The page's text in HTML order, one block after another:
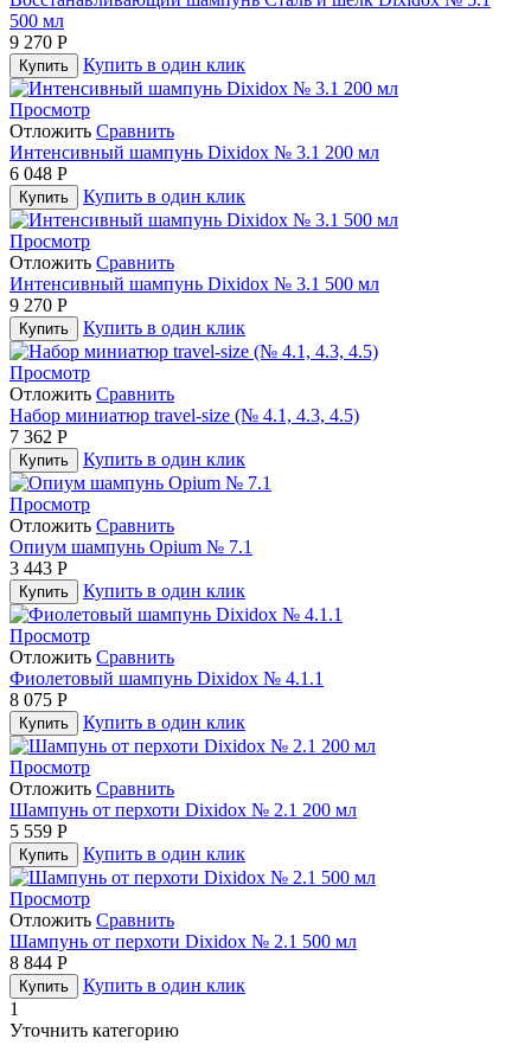
500 мл
9 270 Р
Купить Купить в один клик
Просмотр
Отложить Сравнить
Интенсивный шампунь Dixidox № 3.1 200 мл
6 048 Р
Купить Купить в один клик
Просмотр
Отложить Сравнить
Интенсивный шампунь Dixidox № 3.1 500 мл
9 270 Р
Купить Купить в один клик
Просмотр
Отложить Сравнить
Набор миниатюр travel-size (№ 4.1, 4.3, 4.5)
7 362 Р
Купить Купить в один клик
Просмотр
Отложить Сравнить
Опиум шампунь Opium № 7.1
3 443 Р
Купить Купить в один клик
Просмотр
Отложить Сравнить
Фиолетовый шампунь Dixidox № 4.1.1
8 075 Р
Купить Купить в один клик
Просмотр
Отложить Сравнить
Шампунь от перхоти Dixidox № 2.1 200 мл
5 559 Р
Купить Купить в один клик
Просмотр
Отложить Сравнить
Шампунь от перхоти Dixidox № 2.1 500 мл
8 844 Р
Купить
Купить в один клик
1
Уточнить категорию